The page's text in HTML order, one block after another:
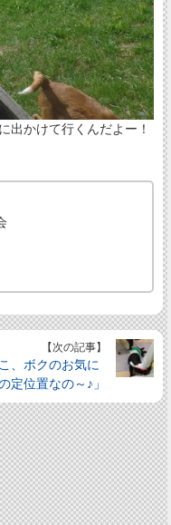
出かけて行くんだよー！
【次の記事】
こ、ボクのお気に
定位置なの～♪」